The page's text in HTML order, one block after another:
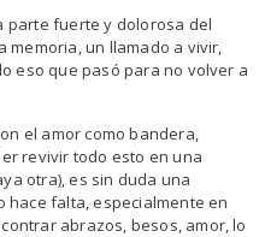
parte fuerte y dolorosa del
memoria, un llamado a vivir,
eso que pasó para no volver a
el amor como bandera,
revivir todo esto en una
otra), es sin duda una
falta, especialmente en
abrazos, besos, amor, lo